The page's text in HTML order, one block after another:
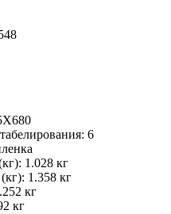
6
1.028 кг
1.358 кг
кг
кг